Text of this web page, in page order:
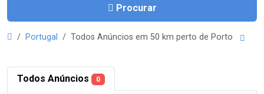
Procurar
Portugal Todos Anúncios em 50 km perto de Porto
Todos Anúncios 0